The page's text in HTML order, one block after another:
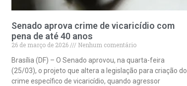
Senado aprova crime de vicaricídio com
pena de até 40 anos
26 de março de 2026
Nenhum comentário
Brasília (DF) – O Senado aprovou, na quarta-feira
(25/03), o projeto que altera a legislação para criação do
crime específico de vicaricídio, quando agressor